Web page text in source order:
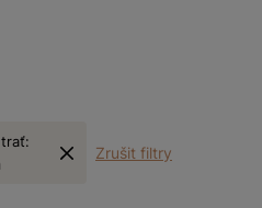
Zrušit filtry